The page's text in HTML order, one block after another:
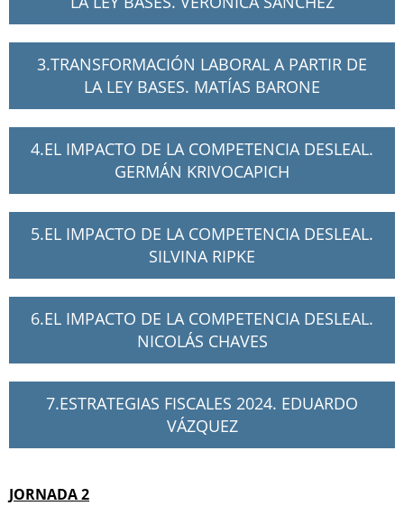
3.TRANSFORMACIÓN LABORAL A PARTIR DE
LA LEY BASES. MATÍAS BARONE
4.EL IMPACTO DE LA COMPETENCIA DESLEAL.
GERMÁN KRIVOCAPICH
5.EL IMPACTO DE LA COMPETENCIA DESLEAL.
SILVINA RIPKE
6.EL IMPACTO DE LA COMPETENCIA DESLEAL.
NICOLÁS CHAVES
7.ESTRATEGIAS FISCALES 2024. EDUARDO
VÁZQUEZ
JORNADA 2